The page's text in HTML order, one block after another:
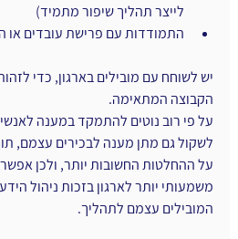
לייצר תהליך שיפור מתמיד)
התמודדות עם פרישת עובדים או
יש לשוחח עם מובילים בארגון, כדי
הקבוצה המתאימה.
על פי רוב נוטים להתמקד במענה
לשקול גם מתן מענה לבכירים עצמם,
על ההחלטות החשובות יותר, ולכן
משמעותי יותר לארגון בזכות ניהול
המובילים עצמם לתהליך.